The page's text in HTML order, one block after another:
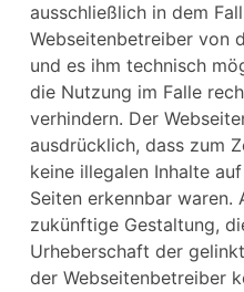
ausschließlich in dem
Webseitenbetreiber von
und es ihm technisch
die Nutzung im Falle
verhindern. Der
ausdrücklich, dass zum
keine illegalen Inhalte
Seiten erkennbar waren.
zukünftige Gestaltung,
Urheberschaft der
der Webseitenbetreiber